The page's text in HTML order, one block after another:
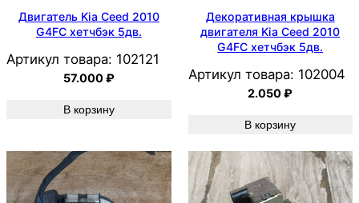
Двигатель Kia Ceed 2010
G4FC хетчбэк 5дв.
Артикул товара: 102121
57.000₽
В корзину
Декоративная крышка
двигателя Kia Ceed 2010
G4FC хетчбэк 5дв.
Артикул товара: 102004
2.050₽
В корзину